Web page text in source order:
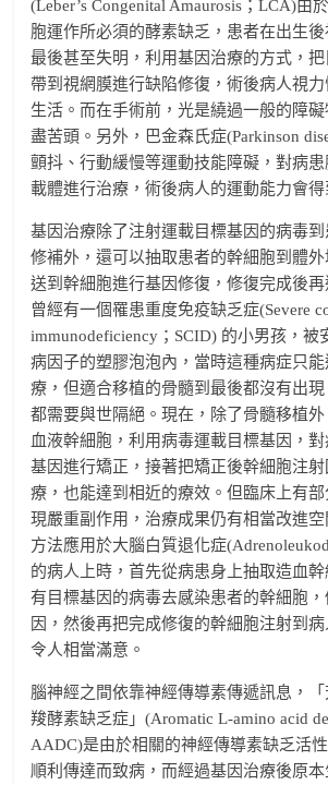
(Leber’s Congenital Amaurosis；LCA)由
胞運作所必須的酵素缺乏，患者在出生後
最後甚至失明，利用基因治療的方式，
帶到視網膜進行缺陷修復，術後病人視
生活。而在手術前，光是繞過一般的障
盡苦頭。另外，巴金森氏症(Parkinson
顫抖、行動緩慢等運動技能障礙，對病
載體進行治療，術後病人的運動能力會得
基因治療除了注射運載目標基因的病毒
修補外，還可以抽取患者的幹細胞到體
送到幹細胞進行基因修復，修復完成後
曾經有一個罹患重度免疫缺乏症(Severe
immunodeficiency；SCID) 的小男孩，被
病因子的塑膠泡泡內，當時這種病症只
療，但適合移植的骨髓到最後都沒有出
都需要與世隔絕。現在，除了骨髓移植
血液幹細胞，利用病毒運載目標基因，
基因進行矯正，接著把矯正後幹細胞注
療，也能達到相近的療效。但臨床上有
現嚴重副作用，治療成果仍有相當改進
方法應用於大腦白質退化症
的病人上時，首先從病患身上抽取造血
有目標基因的病毒去感染患者的幹細胞
因，然後再把完成修復的幹細胞注射到
令人相當滿意。
腦神經之間依靠神經傳導素傳遞訊息，
羧酵素缺乏症」(Aromatic L-amino acid
AADC)是由於相關的神經傳導素缺乏活
順利傳達而致病，而經過基因治療後原